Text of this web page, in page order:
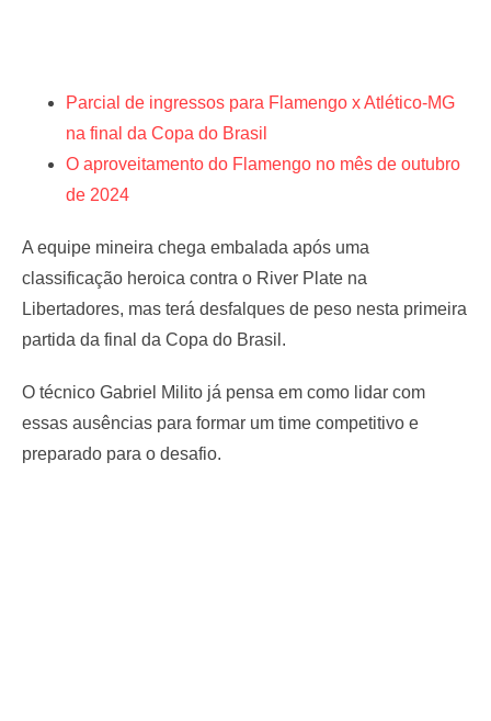
Parcial de ingressos para Flamengo x Atlético-MG
na final da Copa do Brasil
O aproveitamento do Flamengo no mês de outubro
de 2024
A equipe mineira chega embalada após uma
classificação heroica contra o River Plate na
Libertadores, mas terá desfalques de peso nesta primeira
partida da final da Copa do Brasil.
O técnico Gabriel Milito já pensa em como lidar com
essas ausências para formar um time competitivo e
preparado para o desafio.